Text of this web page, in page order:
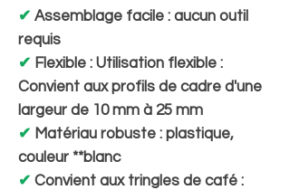
✔ Assemblage facile : aucun outil
requis
✔ Flexible : Utilisation flexible :
Convient aux profils de cadre d'une
largeur de 10 mm à 25 mm
✔ Matériau robuste : plastique,
couleur **blanc
✔ Convient aux tringles de café :